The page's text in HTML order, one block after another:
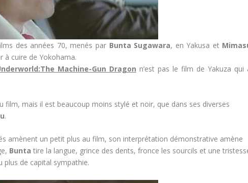
des années 70, menés par Bunta Sugawara, en Yakusa et
à cuire de Yokohama.
Machine-Gun Dragon n’est pas le film de Yakuza qui
film, mais il est beaucoup moins stylé et noir, que dans ses diverses
.
amènent un petit plus au film, son interprétation démonstrative amène
Bunta tire la langue, grince des dents, fronce les sourcils et une
de capital sympathie.